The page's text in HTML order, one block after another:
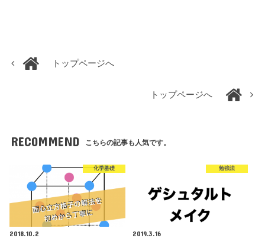
トップページへ
トップページへ
RECOMMEND こちらの記事も人気です。
化学基礎
2018.10.2
勉強法
2019.3.16